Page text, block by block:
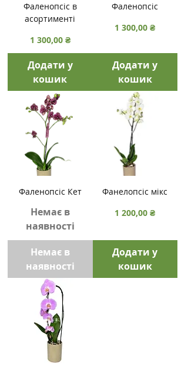
Фаленопсіс в
асортименті
Ціна
1 300,00 ₴
Додати у
кошик
Фаленопсіс
Ціна
1 300,00 ₴
Додати у
кошик
Фаленопсіс Кет
Немає в
наявності
Немає в
наявності
Фанелопсіс мікс
Ціна
1 200,00 ₴
Додати у
кошик